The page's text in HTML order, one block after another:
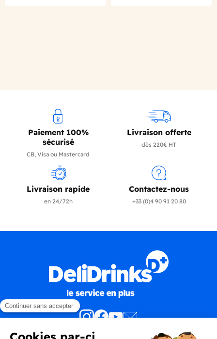
Paiement 100%
sécurisé
CB, Visa ou Mastercard
Livraison offerte
dès 220€ HT
Livraison rapide
en 24/72h
Contactez-nous
+33 (0)4 90 91 20 80